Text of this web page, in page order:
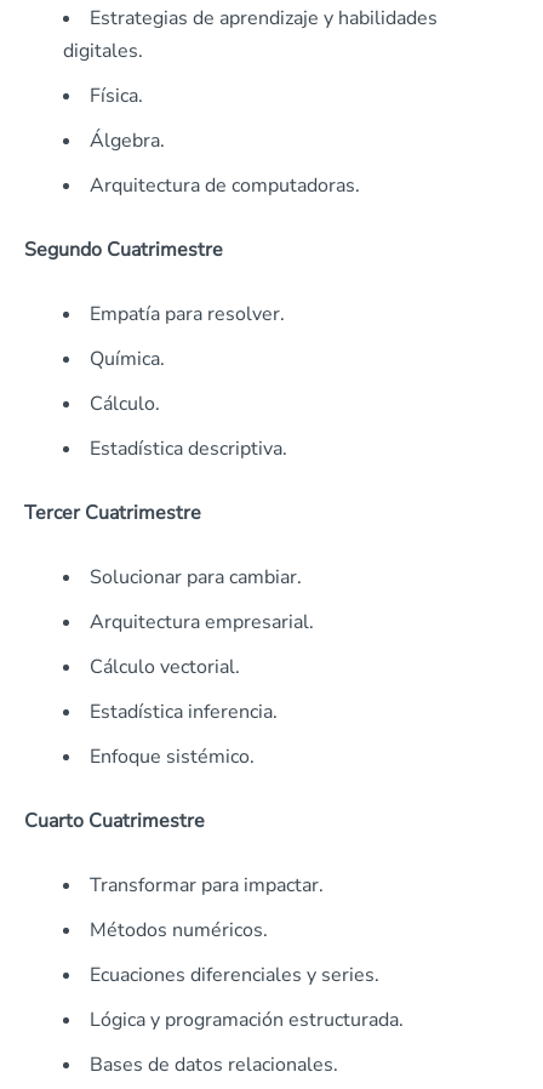
Estrategias de aprendizaje y habilidades
digitales.
Física.
Álgebra.
Arquitectura de computadoras.
Segundo Cuatrimestre
Empatía para resolver.
Química.
Cálculo.
Estadística descriptiva.
Tercer Cuatrimestre
Solucionar para cambiar.
Arquitectura empresarial.
Cálculo vectorial.
Estadística inferencia.
Enfoque sistémico.
Cuarto Cuatrimestre
Transformar para impactar.
Métodos numéricos.
Ecuaciones diferenciales y series.
Lógica y programación estructurada.
Bases de datos relacionales.